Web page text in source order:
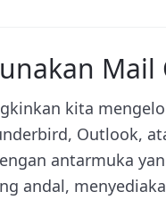
Mail
kita
Outlook,
antarmuka
andal,